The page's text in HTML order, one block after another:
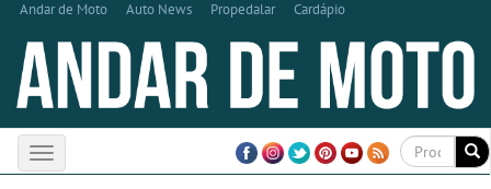
Andar de Moto Auto News Propedalar Cardápio
Toggle
navigation